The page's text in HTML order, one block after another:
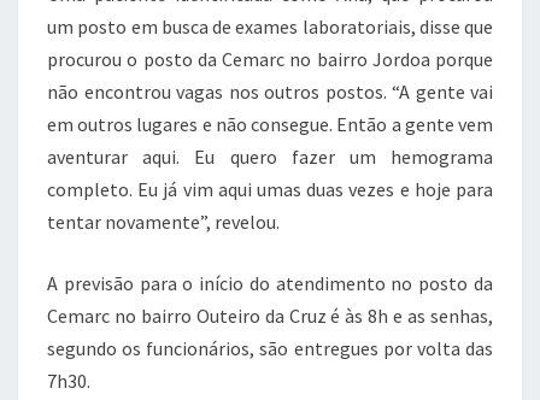
um posto em busca de exames laboratoriais, disse que
procurou o posto da Cemarc no bairro Jordoa porque
não encontrou vagas nos outros postos. “A gente vai
em outros lugares e não consegue. Então a gente vem
aventurar aqui. Eu quero fazer um hemograma
completo. Eu já vim aqui umas duas vezes e hoje para
tentar novamente”, revelou.
A previsão para o início do atendimento no posto da
Cemarc no bairro Outeiro da Cruz é às 8h e as senhas,
segundo os funcionários, são entregues por volta das
7h30.